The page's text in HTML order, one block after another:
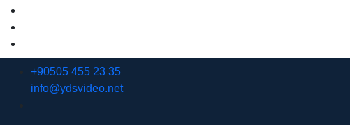
+90505 455 23 35
info@ydsvideo.net